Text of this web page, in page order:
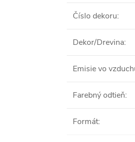
Číslo dekoru:
Dekor/Drevina:
Emisie vo
Farebný odtieň:
Formát: